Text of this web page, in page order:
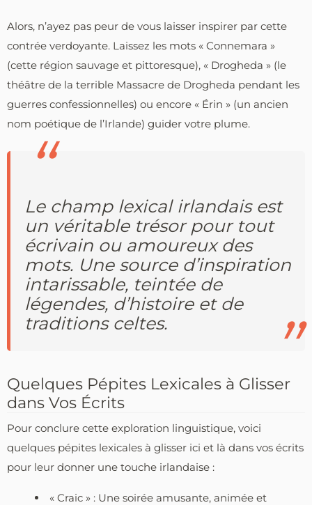
Alors, n’ayez pas peur de vous laisser inspirer par cette
contrée verdoyante. Laissez les mots « Connemara »
(cette région sauvage et pittoresque), « Drogheda » (le
théâtre de la terrible Massacre de Drogheda pendant les
guerres confessionnelles) ou encore « Érin » (un ancien
nom poétique de l’Irlande) guider votre plume.
Le champ lexical irlandais est
un véritable trésor pour tout
écrivain ou amoureux des
mots. Une source d’inspiration
intarissable, teintée de
légendes, d’histoire et de
traditions celtes.
Quelques Pépites Lexicales à Glisser
dans Vos Écrits
Pour conclure cette exploration linguistique, voici
quelques pépites lexicales à glisser ici et là dans vos écrits
pour leur donner une touche irlandaise :
« Craic » : Une soirée amusante, animée et